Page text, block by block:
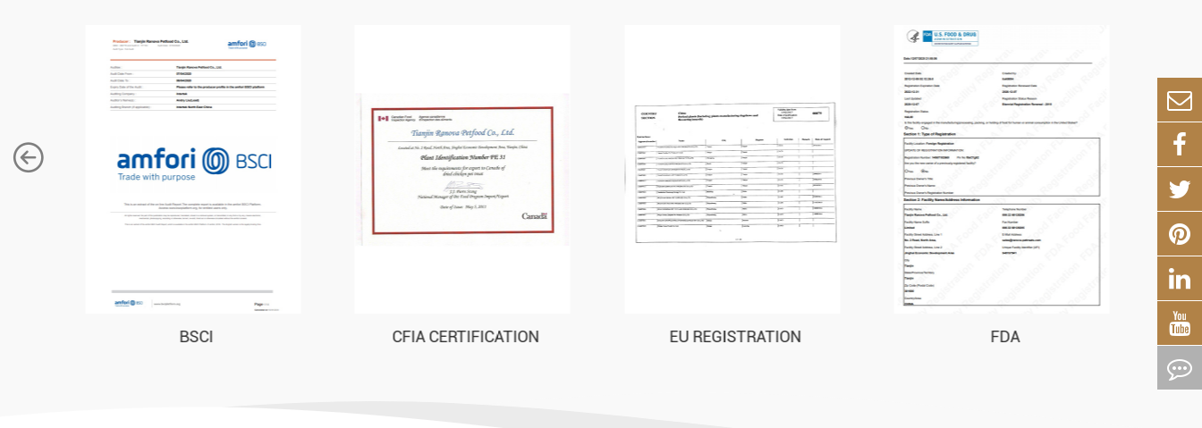
CFIA CERTIFICATION EU REGISTRATION FDA IFS FOOD CERTIFICATE